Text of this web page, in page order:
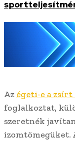
Az égeti-e a zsírt
foglalkoztat,
szeretnék
izomtömegüket.